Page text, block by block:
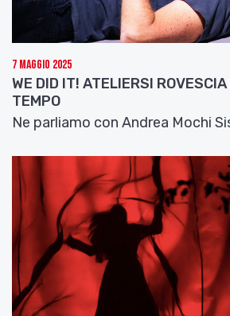
7 Maggio 2025
WE DID IT! ATELIERSI
TEMPO
Ne parliamo con Andrea Mochi